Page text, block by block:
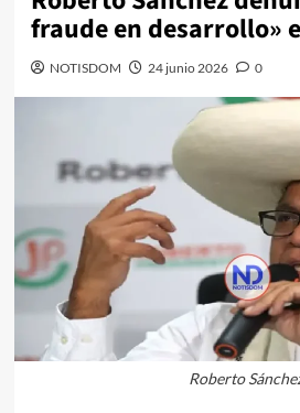
fraude en desarrollo»
NOTISDOM 24 junio 2026 0
Roberto